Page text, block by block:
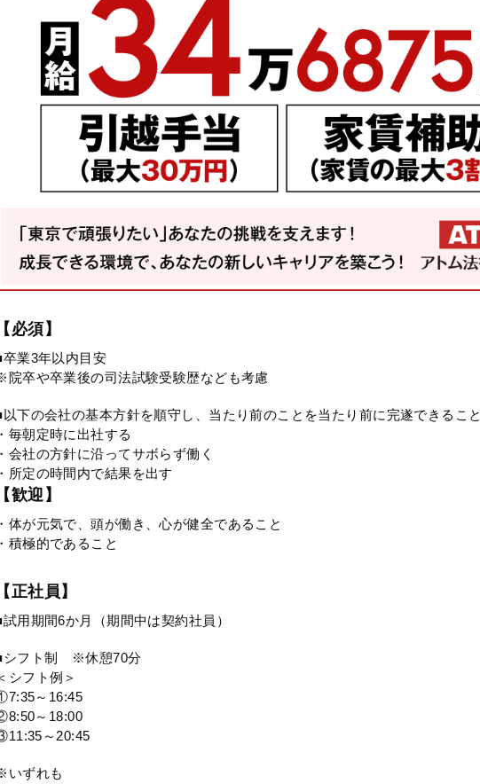
必須】
卒業3年以内目安
院卒や卒業後の司法試験受験歴なども考慮
以下の会社の基本方針を順守し、当たり前のことを当たり前に完遂できること
毎朝定時に出社する
会社の方針に沿ってサボらず働く
所定の時間内で結果を出す
歓迎】
体が元気で、頭が働き、心が健全であること
積極的であること
正社員】
試用期間6か月（期間中は契約社員）
シフト制 ※休憩70分
シフト例＞
～16:45
～18:00
～20:45
いずれも